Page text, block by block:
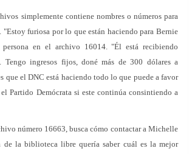
simplemente contiene nombres o números para
furiosa por lo que están haciendo para Bernie
persona en el archivo 16014. "Él está recibiendo
Tengo ingresos fijos, doné más de 300 dólares a
que el DNC está haciendo todo lo que puede a favor
Partido Demócrata si este continúa consintiendo a
número 16663, busca cómo contactar a Michelle
de la biblioteca libre quería saber cuál es la mejor